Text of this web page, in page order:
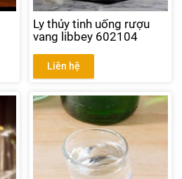
Ly thủy tinh uống rượu
vang libbey 602104
Liên hệ